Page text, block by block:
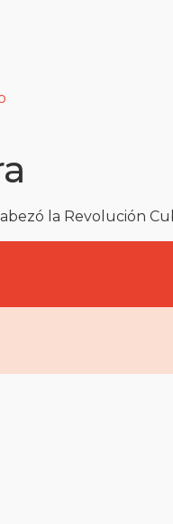
la Revolución